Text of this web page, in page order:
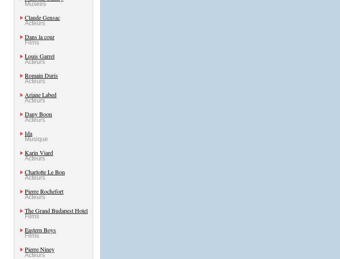
Musées
Claude Gensac
Acteurs
Dans la cour
Films
Louis Garrel
Acteurs
Romain Duris
Acteurs
Ariane Labed
Acteurs
Dany Boon
Acteurs
Ida
Musique
Karin Viard
Acteurs
Charlotte Le Bon
Acteurs
Pierre Rochefort
Acteurs
The Grand Budapest Hotel
Films
Eastern Boys
Films
Pierre Niney
Acteurs